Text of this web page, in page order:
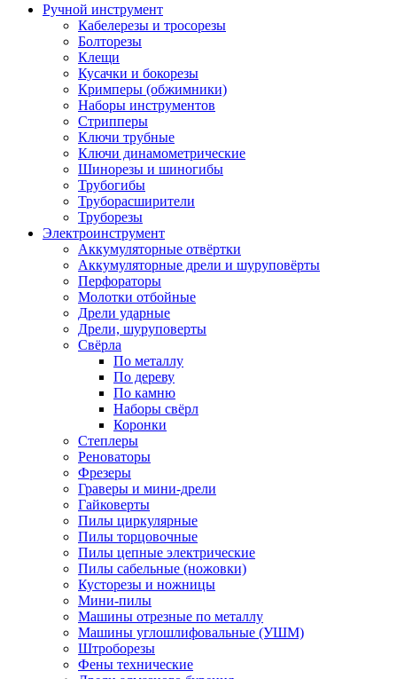
Ручной инструмент
Кабелерезы и тросорезы
Болторезы
Клещи
Кусачки и бокорезы
Кримперы (обжимники)
Наборы инструментов
Стрипперы
Ключи трубные
Ключи динамометрические
Шинорезы и шиногибы
Трубогибы
Труборасширители
Труборезы
Электроинструмент
Аккумуляторные отвёртки
Аккумуляторные дрели и шуруповёрты
Перфораторы
Молотки отбойные
Дрели ударные
Дрели, шуруповерты
Свёрла
По металлу
По дереву
По камню
Наборы свёрл
Коронки
Степлеры
Реноваторы
Фрезеры
Граверы и мини-дрели
Гайковерты
Пилы циркулярные
Пилы торцовочные
Пилы цепные электрические
Пилы сабельные (ножовки)
Кусторезы и ножницы
Мини-пилы
Машины отрезные по металлу
Машины углошлифовальные (УШМ)
Штроборезы
Фены технические